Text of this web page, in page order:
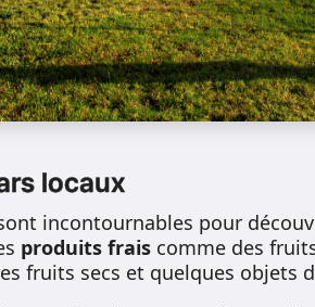
locaux
incontournables pour
produits frais comme des
fruits secs et quelques objets